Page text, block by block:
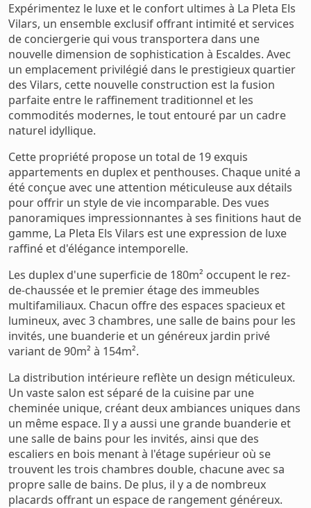
Expérimentez le luxe et le confort ultimes à La Pleta Els
Vilars, un ensemble exclusif offrant intimité et services
de conciergerie qui vous transportera dans une
nouvelle dimension de sophistication à Escaldes. Avec
un emplacement privilégié dans le prestigieux quartier
des Vilars, cette nouvelle construction est la fusion
parfaite entre le raffinement traditionnel et les
commodités modernes, le tout entouré par un cadre
naturel idyllique.
Cette propriété propose un total de 19 exquis
appartements en duplex et penthouses. Chaque unité a
été conçue avec une attention méticuleuse aux détails
pour offrir un style de vie incomparable. Des vues
panoramiques impressionnantes à ses finitions haut de
gamme, La Pleta Els Vilars est une expression de luxe
raffiné et d'élégance intemporelle.
Les duplex d'une superficie de 180m² occupent le rez-
de-chaussée et le premier étage des immeubles
multifamiliaux. Chacun offre des espaces spacieux et
lumineux, avec 3 chambres, une salle de bains pour les
invités, une buanderie et un généreux jardin privé
variant de 90m² à 154m².
La distribution intérieure reflète un design méticuleux.
Un vaste salon est séparé de la cuisine par une
cheminée unique, créant deux ambiances uniques dans
un même espace. Il y a aussi une grande buanderie et
une salle de bains pour les invités, ainsi que des
escaliers en bois menant à l'étage supérieur où se
trouvent les trois chambres double, chacune avec sa
propre salle de bains. De plus, il y a de nombreux
placards offrant un espace de rangement généreux.